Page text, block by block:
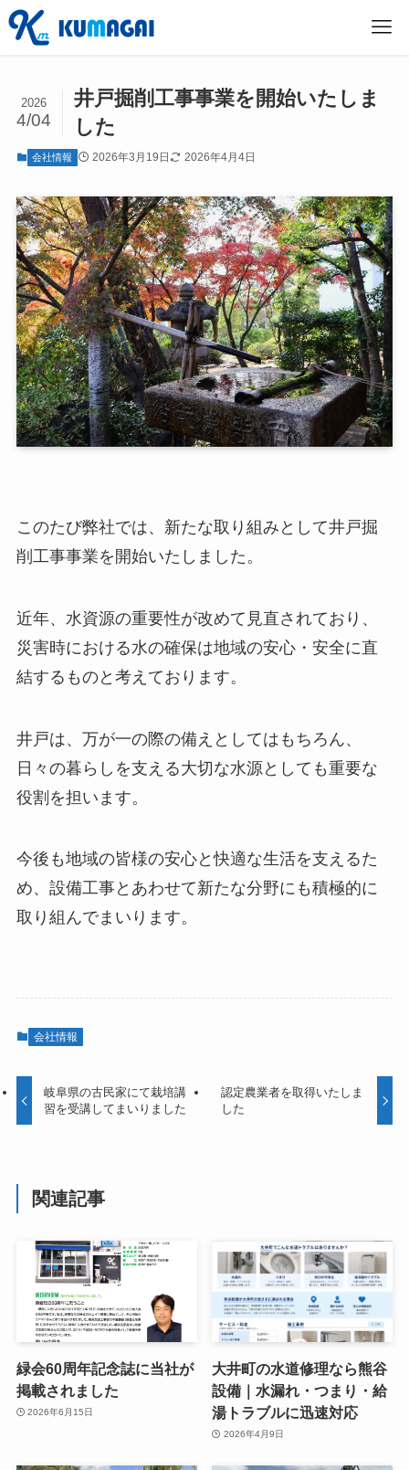
井戸掘削工事事業を開始いたしま
した
2026
4/04
会社情報 2026年3月19日 2026年4月4日
このたび弊社では、新たな取り組みとして井戸掘
削工事事業を開始いたしました。
近年、水資源の重要性が改めて見直されており、
災害時における水の確保は地域の安心・安全に直
結するものと考えております。
井戸は、万が一の際の備えとしてはもちろん、
日々の暮らしを支える大切な水源としても重要な
役割を担います。
今後も地域の皆様の安心と快適な生活を支えるた
め、設備工事とあわせて新たな分野にも積極的に
取り組んでまいります。
会社情報
岐阜県の古民家にて栽培講
習を受講してまいりました
認定農業者を取得いたしま
した
関連記事
緑会60周年記念誌に当社が
掲載されました
2026年6月15日
大井町の水道修理なら熊谷
設備｜水漏れ・つまり・給
湯トラブルに迅速対応
2026年4月9日